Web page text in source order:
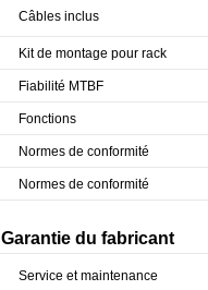
Câbles inclus
Kit de montage pour rack
Fiabilité MTBF
Fonctions
Normes de conformité
Normes de conformité
Garantie du fabricant
Service et maintenance